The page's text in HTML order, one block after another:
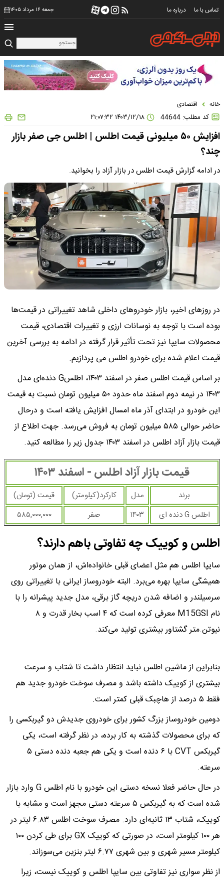
تماس با ما درباره ما جمعه ۱۶ مرداد ۱۴۰۵
خانه اقتصادی
کد مطلب: 44644
افزایش ۵۰ میلیونی قیمت اطلس | اطلس جی صفر بازار
چند؟
در ادامه گزارش قیمت اطلس در بازار آزاد را بخوانید.
در روزهای اخیر، بازار خودروهای داخلی شاهد تغییراتی در قیمت‌ها
بوده است با توجه به نوسانات ارزی و تغییرات اقتصادی، قیمت
محصولات سایپا نیز تحت تأثیر قرار گرفته در ادامه به بررسی آخرین
قیمت اعلام شده برای خودرو اطلس می پردازیم.
بر اساس قیمت اطلس صفر در اسفند ۱۴۰۳، اطلسG دنده‌ای مدل
۱۴۰۳ در نیمه دوم اسفند ماه حدود ۵۰ میلیون تومان نسبت به قیمت
این خودرو در ابتدای آذر ماه امسال افزایش یافته است و درحال
حاضر حوالی ۵۸۵ میلیون تومان به فروش می‌رسد. جهت اطلاع از
قیمت بازار آزاد اطلس در اسفند‍ ‍۱۴۰۳ جدول زیر را مطالعه کنید.
قیمت بازار آزاد اطلس - اسفند‍ ‍۱۴۰۳
برند مدل کارکرد(کیلومتر)
قیمت (تومان)
اطلس G دنده ای
۱۴۰۳ صفر ۵۸۵,۰۰۰,۰۰۰
اطلس و کوییک چه تفاوتی باهم دارند؟
سایپا اطلس هم مثل اعضای قبلی خانواده‌اش، از همان موتور
همیشگی سایپا بهره می‌برد. البته خودروساز ایرانی با تغییراتی روی
سرسیلندر و اضافه شدن دریچه گاز برقی، مدل جدید پیشرانه را با
نام M15GSI معرفی کرده است که ۴ اسب بخار قدرت و ۸
نیوتن.متر گشتاور بیشتری تولید می‌کند.
بنابراین از ماشین اطلس نباید انتظار داشت تا شتاب و سرعت
بیشتری از کوییک داشته باشد و مصرف سوخت خودرو جدید هم
فقط ۵ درصد از هاچبک قبلی کمتر است.
دومین خودروساز بزرگ کشور برای خودروی جدیدش دو گیربکسی را
که برای محصولات گذشته به کار برده، در نظر گرفته است، یکی
گیربکس CVT با ۶ دنده است و یکی هم جعبه دنده دستی ۵
سرعته.
در حال حاضر فعلا نسخه دستی این خودرو با نام اطلس G وارد بازار
شده است که به گیربکس ۵ سرعته دستی مجهز است و مشابه با
کوییک، شتاب ۱۳ ثانیه‌ای دارد. مصرف سوخت اطلس ۶.۸۳ لیتر در
هر ۱۰۰ کیلومتر است، در صورتی که کوییک GX برای طی کردن ۱۰۰
کیلومتر مسیر شهری و بین شهری ۶.۷۷ لیتر بنزین می‌سوزاند.
از نظر سواری نیز تفاوتی بین سایپا اطلس و کوییک نیست، زیرا